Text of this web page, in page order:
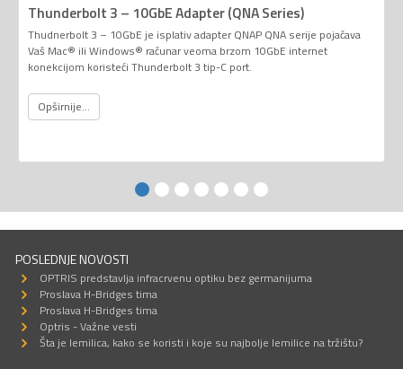
Thunderbolt 3 – 10GbE Adapter (QNA Series)
Thudnerbolt 3 – 10GbE je isplativ adapter QNAP QNA serije pojačava
Vaš Mac® ili Windows® računar veoma brzom 10GbE internet
konekcijom koristeći Thunderbolt 3 tip-C port.
Opširnije...
POSLEDNJE NOVOSTI
OPTRIS predstavlja infracrvenu optiku bez germanijuma
Proslava H-Bridges tima
Proslava H-Bridges tima
Optris - Važne vesti
Šta je lemilica, kako se koristi i koje su najbolje lemilice na tržištu?